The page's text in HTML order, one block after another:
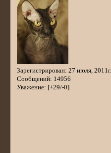
Зарегистрирован: 27 июля, 2011г.
Сообщений: 14956
Уважение: [+29/-0]